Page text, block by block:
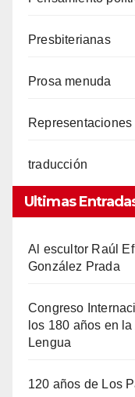
Presbiterianas
Prosa menuda
traducción
Ultimas
Al escultor Raúl
González Prada
Congreso
los 180 años en
Lengua
120 años de Los